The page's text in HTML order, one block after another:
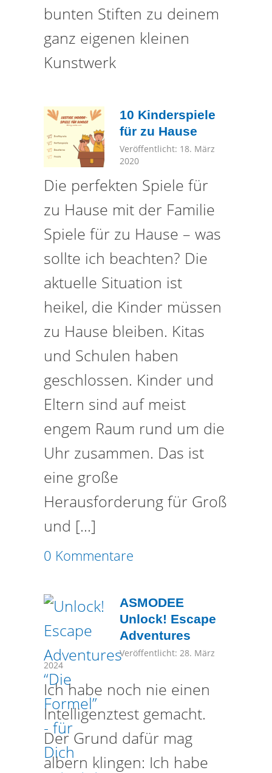
bunten Stiften zu deinem
ganz eigenen kleinen
Kunstwerk
10 Kinderspiele
für zu Hause
Veröffentlicht: 18. März
2020
Die perfekten Spiele für
zu Hause mit der Familie
Spiele für zu Hause – was
sollte ich beachten? Die
aktuelle Situation ist
heikel, die Kinder müssen
zu Hause bleiben. Kitas
und Schulen haben
geschlossen. Kinder und
Eltern sind auf meist
engem Raum rund um die
Uhr zusammen. Das ist
eine große
Herausforderung für Groß
und […]
0 Kommentare
ASMODEE
Unlock! Escape
Adventures
Veröffentlicht: 28. März
2024
Ich habe noch nie einen
Intelligenztest gemacht.
Der Grund dafür mag
albern klingen: Ich habe